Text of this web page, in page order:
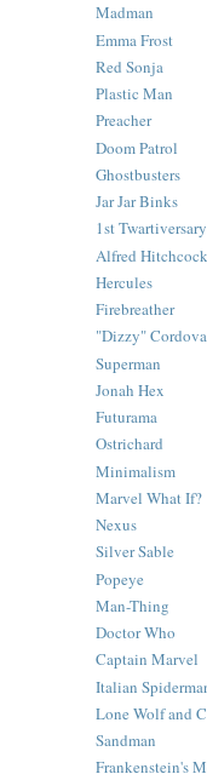
Madman
Emma Frost
Red Sonja
Plastic Man
Preacher
Doom Patrol
Ghostbusters
Jar Jar Binks
1st Twartiversary
Alfred Hitchcock
Hercules
Firebreather
"Dizzy" Cordova
Superman
Jonah Hex
Futurama
Ostrichard
Minimalism
Marvel What If?
Nexus
Silver Sable
Popeye
Man-Thing
Doctor Who
Captain Marvel
Italian
Lone Wolf and
Sandman
Frankenstein's